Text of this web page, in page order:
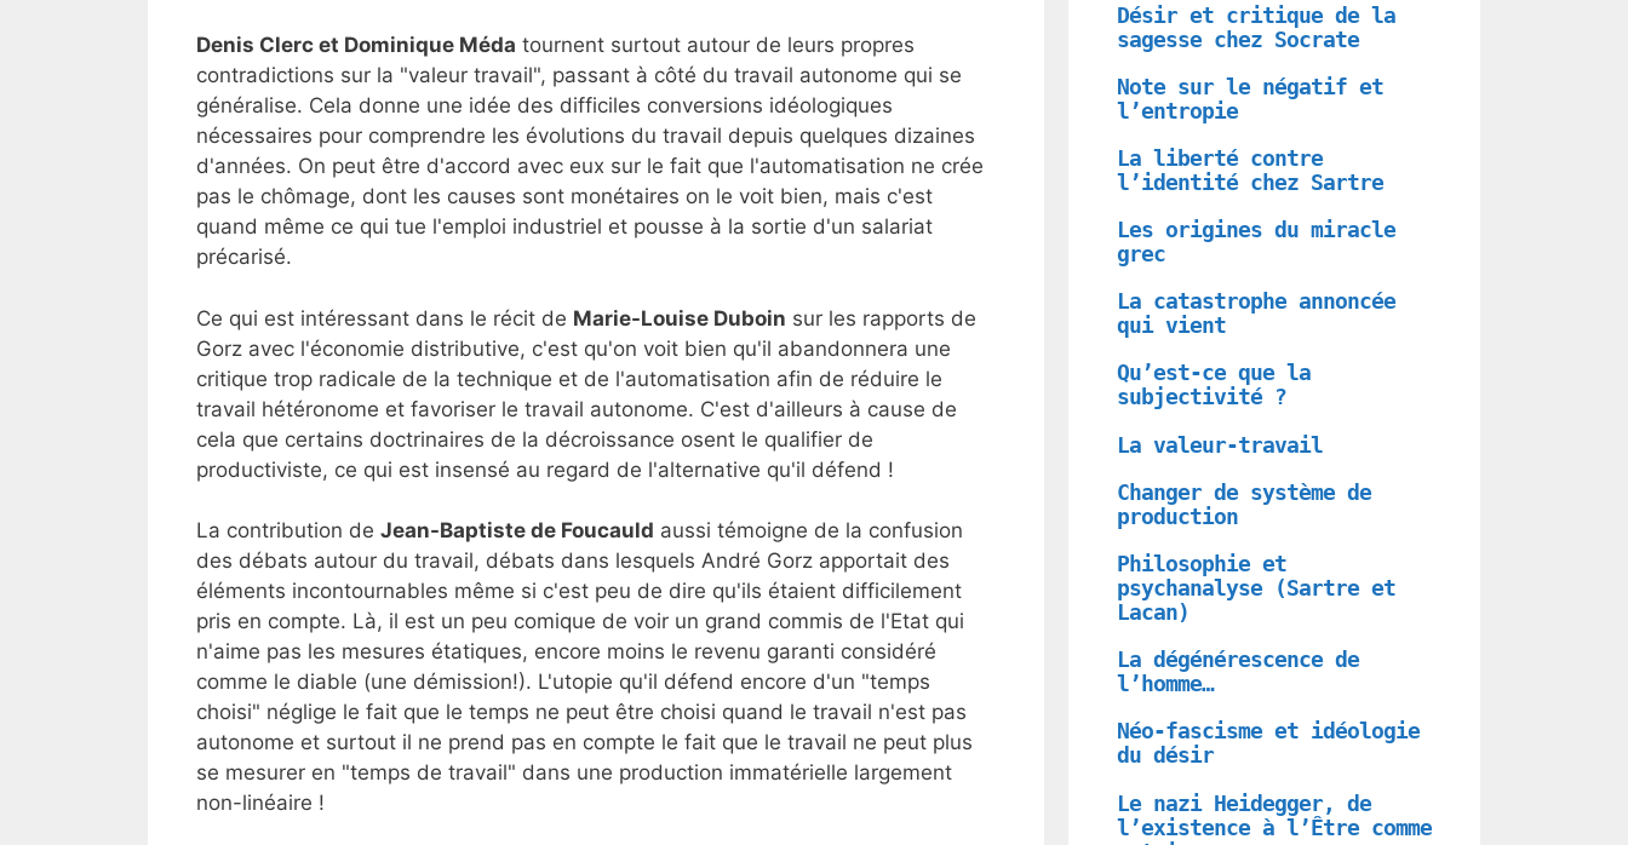
Denis Clerc et Dominique Méda tournent surtout autour de leurs propres
contradictions sur la "valeur travail", passant à côté du travail autonome qui se
généralise. Cela donne une idée des difficiles conversions idéologiques
nécessaires pour comprendre les évolutions du travail depuis quelques dizaines
d'années. On peut être d'accord avec eux sur le fait que l'automatisation ne crée
pas le chômage, dont les causes sont monétaires on le voit bien, mais c'est
quand même ce qui tue l'emploi industriel et pousse à la sortie d'un salariat
précarisé.
Ce qui est intéressant dans le récit de Marie-Louise Duboin sur les rapports de
Gorz avec l'économie distributive, c'est qu'on voit bien qu'il abandonnera une
critique trop radicale de la technique et de l'automatisation afin de réduire le
travail hétéronome et favoriser le travail autonome. C'est d'ailleurs à cause de
cela que certains doctrinaires de la décroissance osent le qualifier de
productiviste, ce qui est insensé au regard de l'alternative qu'il défend !
La contribution de Jean-Baptiste de Foucauld aussi témoigne de la confusion
des débats autour du travail, débats dans lesquels André Gorz apportait des
éléments incontournables même si c'est peu de dire qu'ils étaient difficilement
pris en compte. Là, il est un peu comique de voir un grand commis de l'Etat qui
n'aime pas les mesures étatiques, encore moins le revenu garanti considéré
comme le diable (une démission!). L'utopie qu'il défend encore d'un "temps
choisi" néglige le fait que le temps ne peut être choisi quand le travail n'est pas
autonome et surtout il ne prend pas en compte le fait que le travail ne peut plus
se mesurer en "temps de travail" dans une production immatérielle largement
non-linéaire !
Désir et critique de la
sagesse chez Socrate
Note sur le négatif et
l’entropie
La liberté contre
l’identité chez Sartre
Les origines du miracle
grec
La catastrophe annoncée
qui vient
Qu’est-ce que la
subjectivité ?
La valeur-travail
Changer de système de
production
Philosophie et
psychanalyse (Sartre et
Lacan)
La dégénérescence de
l’homme…
Néo-fascisme et idéologie
du désir
Le nazi Heidegger, de
l’existence à l’Être comme